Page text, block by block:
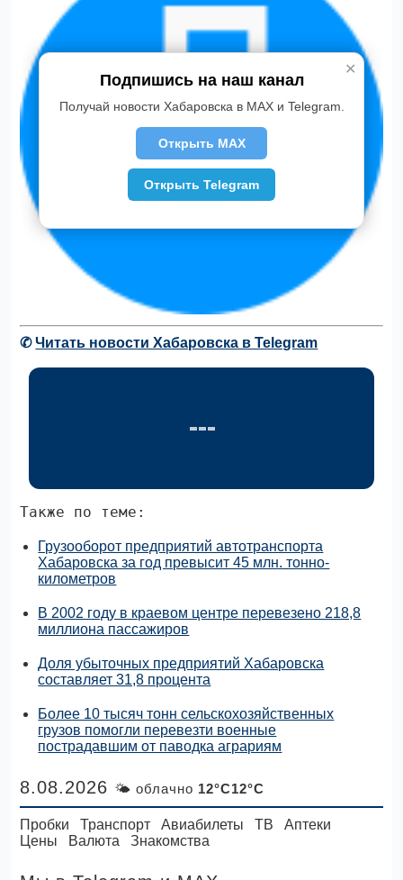
✆Читать новости Хабаровска в Telegram
Также по теме:
Грузооборот предприятий автотранспорта
Хабаровска за год превысит 45 млн. тонно-
километров
В 2002 году в краевом центре перевезено 218,8
миллиона пассажиров
Доля убыточных предприятий Хабаровска
составляет 31,8 процента
Более 10 тысяч тонн сельскохозяйственных
грузов помогли перевезти военные
пострадавшим от паводка аграриям
✕
Подпишись на наш канал
Получай новости Хабаровска в MAX и Telegram.
Открыть MAX
Открыть Telegram
8.08.2026 🌤 облачно 12°C12°C
Пробки Транспорт Авиабилеты ТВ
Аптеки
Цены
Валюта Знакомства